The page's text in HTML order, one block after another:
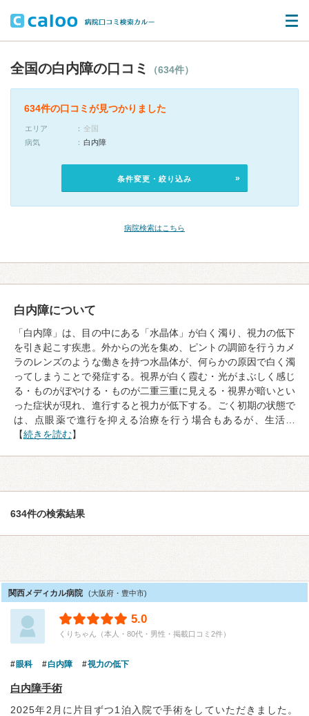
全国の白内障の口コミ （634件）
634件の口コミが見つかりました
エリア
全国
病気
白内障
条件変更・絞り込み
病院検索はこちら
白内障について
「白内障」は、目の中にある「水晶体」が白く濁り、視力の低下
を引き起こす疾患。外からの光を集め、ピントの調節を行うカメ
ラのレンズのような働きを持つ水晶体が、何らかの原因で白く濁
ってしまうことで発症する。視界が白く霞む・光がまぶしく感じ
る・ものがぼやける・ものが二重三重に見える・視界が暗いとい
った症状が現れ、進行すると視力が低下する。ごく初期の状態で
は、点眼薬で進行を抑える治療を行う場合もあるが、生活…
【続きを読む】
634件の検索結果
関西メディカル病院 (大阪府・豊中市)
5.0
くりちゃん（本人・80代・男性・掲載口コミ2件）
眼科 白内障 視力の低下
白内障手術
2025年2月に片目ずつ1泊入院で手術をしていただきました。